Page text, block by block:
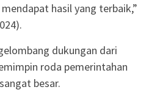
hasil yang terbaik,”
dukungan dari
roda pemerintahan
besar.